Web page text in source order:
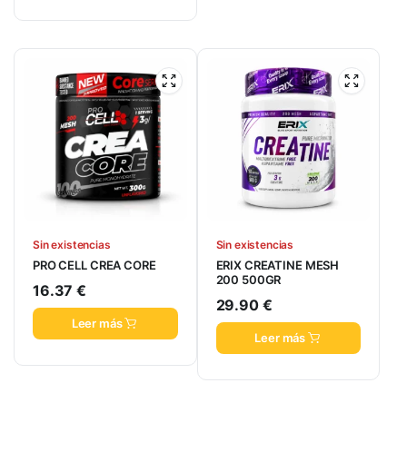
Sin existencias
PRO CELL CREA CORE
16.37€
Leer más
Sin existencias
ERIX CREATINE MESH
200 500GR
29.90 €
Leer más